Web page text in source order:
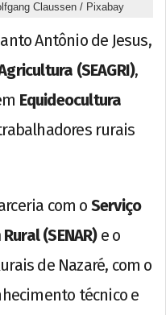
Claussen / Pixabay
Antônio de Jesus,
(SEAGRI),
Equideocultura
rurais
com o Serviço
(SENAR)e o
de Nazaré, com o
técnico e